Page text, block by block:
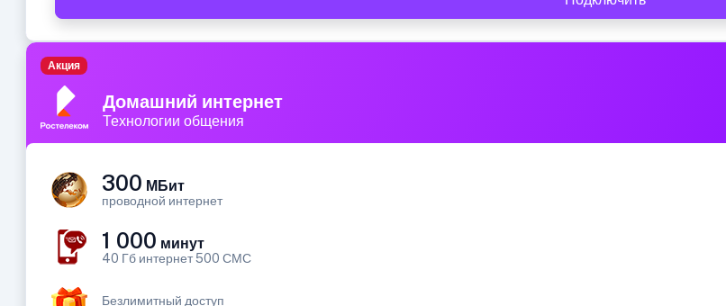
Домашний интернет
Технологии общения
Акция
300 МБит
проводной интернет
1 000 минут
40 Гб интернет 500 СМС
Безлимитный доступ